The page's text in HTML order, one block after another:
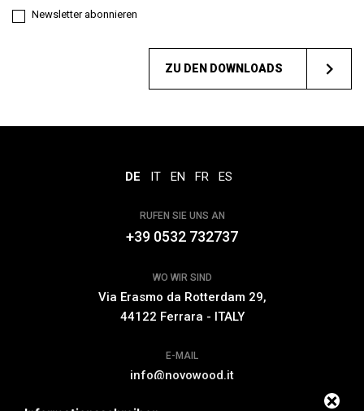
KundeNewsletter abonnieren
ZU DEN DOWNLOADS
DE IT EN FR ES
RUFEN SIE UNS AN
+39 0532 732737
WO WIR SIND
Via Erasmo da Rotterdam 29,
44122 Ferrara - ITALY
E-MAIL
info@novowood.it